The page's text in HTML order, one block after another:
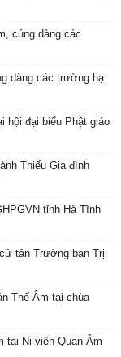
cúng dàng các
dàng các trường hạ
hội đại biểu Phật giáo
Thiếu Gia đình
tỉnh Hà Tĩnh
tân Trưởng ban Trị
Thế Âm tại chùa
tại Ni viện Quan Âm